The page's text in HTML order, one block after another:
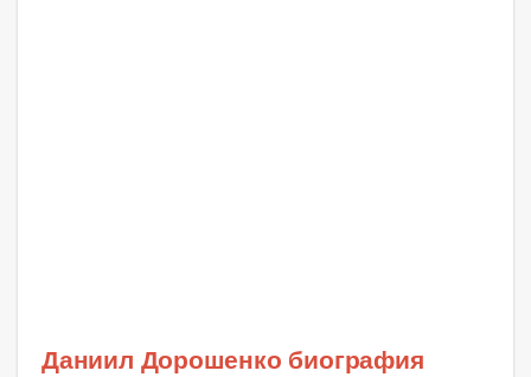
Даниил Дорошенко биография